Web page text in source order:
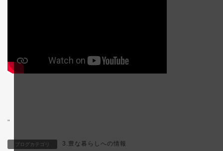
"
ブログカテゴリ 3.豊な暮らしへの情報